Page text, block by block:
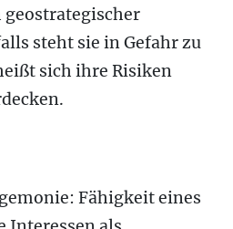
steht sie in Gefahr zu
sich ihre Risiken
Fähigkeit eines